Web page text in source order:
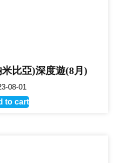
比亞)深度遊(8月)
08-01
to cart